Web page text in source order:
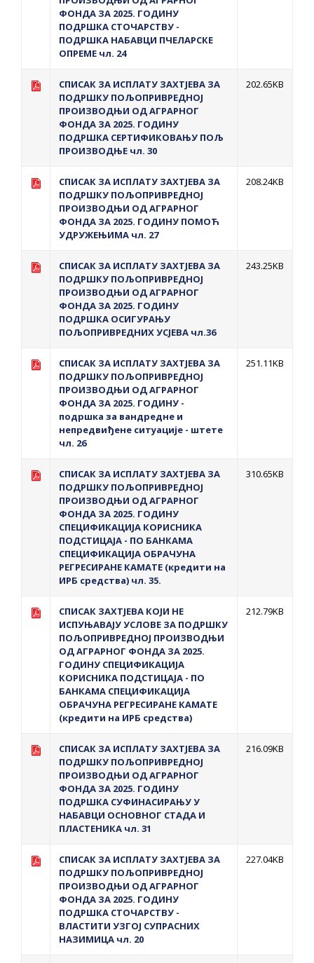
ФОНДА ЗА 2025. ГОДИНУ
ПОДРШКА СТОЧАРСТВУ -
ПОДРШКА НАБАВЦИ ПЧЕЛАРСКЕ
ОПРЕМЕ чл. 24
СПИСАК ЗА ИСПЛAТУ ЗАХТЈЕВА ЗА
ПОДРШКУ ПОЉОПРИВРЕДНОЈ
ПРОИЗВОДЊИ ОД АГРАРНОГ
ФОНДА ЗА 2025. ГОДИНУ
ПОДРШКА СЕРТИФИКОВАЊУ ПОЉ
ПРОИЗВОДЊЕ чл. 30
202.65KB
СПИСАК ЗА ИСПЛAТУ ЗАХТЈЕВА ЗА
ПОДРШКУ ПОЉОПРИВРЕДНОЈ
ПРОИЗВОДЊИ ОД АГРАРНОГ
ФОНДА ЗА 2025. ГОДИНУ ПОМОЋ
УДРУЖЕЊИМА чл. 27
208.24KB
СПИСАК ЗА ИСПЛAТУ ЗАХТЈЕВА ЗА
ПОДРШКУ ПОЉОПРИВРЕДНОЈ
ПРОИЗВОДЊИ ОД АГРАРНОГ
ФОНДА ЗА 2025. ГОДИНУ
ПОДРШКА ОСИГУРАЊУ
ПОЉОПРИВРЕДНИХ УСЈЕВА чл.36
243.25KB
СПИСАК ЗА ИСПЛAТУ ЗАХТЈЕВА ЗА
ПОДРШКУ ПОЉОПРИВРЕДНОЈ
ПРОИЗВОДЊИ ОД АГРАРНОГ
ФОНДА ЗА 2025. ГОДИНУ -
подршка за вандредне и
непредвиђене ситуације - штете
чл. 26
251.11KB
СПИСАК ЗА ИСПЛAТУ ЗАХТЈЕВА ЗА
ПОДРШКУ ПОЉОПРИВРЕДНОЈ
ПРОИЗВОДЊИ ОД АГРАРНОГ
ФОНДА ЗА 2025. ГОДИНУ
СПЕЦИФИКАЦИЈА КОРИСНИКА
ПОДСТИЦАЈА - ПО БАНКАМА
СПЕЦИФИКАЦИЈА ОБРАЧУНА
РЕГРЕСИРАНЕ КАМАТЕ (кредити на
ИРБ средства) чл. 35.
310.65KB
СПИСАК ЗАХТЈЕВА КОЈИ НЕ
ИСПУЊАВАЈУ УСЛОВЕ ЗА ПОДРШКУ
ПОЉОПРИВРЕДНОЈ ПРОИЗВОДЊИ
ОД АГРАРНОГ ФОНДА ЗА 2025.
ГОДИНУ СПЕЦИФИКАЦИЈА
КОРИСНИКА ПОДСТИЦАЈА - ПО
БАНКАМА СПЕЦИФИКАЦИЈА
ОБРАЧУНА РЕГРЕСИРАНЕ КАМАТЕ
(кредити на ИРБ средства)
212.79KB
СПИСАК ЗА ИСПЛAТУ ЗАХТЈЕВА ЗА
ПОДРШКУ ПОЉОПРИВРЕДНОЈ
ПРОИЗВОДЊИ ОД АГРАРНОГ
ФОНДА ЗА 2025. ГОДИНУ
ПОДРШКА СУФИНАСИРАЊУ У
НАБАВЦИ ОСНОВНОГ СТАДА И
ПЛАСТЕНИКА чл. 31
216.09KB
СПИСАК ЗА ИСПЛAТУ ЗАХТЈЕВА ЗА
ПОДРШКУ ПОЉОПРИВРЕДНОЈ
ПРОИЗВОДЊИ ОД АГРАРНОГ
ФОНДА ЗА 2025. ГОДИНУ
ПОДРШКА СТОЧАРСТВУ -
ВЛАСТИТИ УЗГОЈ СУПРАСНИХ
НАЗИМИЦА чл. 20
227.04KB